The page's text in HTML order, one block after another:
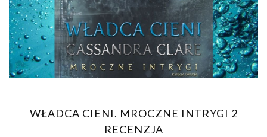
WŁADCA CIENI. MROCZNE INTRYGI 2
RECENZJA